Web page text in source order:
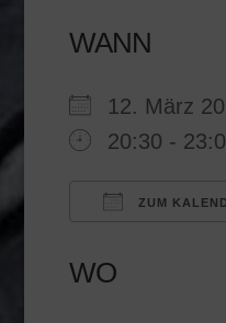
WANN
12. März
20:30 -
ZUM
WO